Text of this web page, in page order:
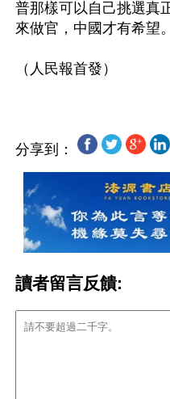
普那樣可以自己挑選真
來做官，中國才有希望
分享到：
讀者留言反饋: